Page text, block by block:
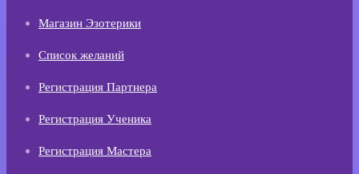
Магазин Эзотерики
Список желаний
Регистрация Партнера
Регистрация Ученика
Регистрация Мастера